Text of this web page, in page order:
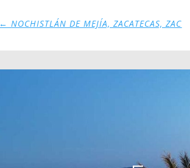
←NOCHISTLÁN DE MEJÍA, ZACATECAS, ZAC